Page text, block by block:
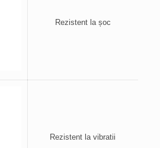
Rezistent la șoc
Rezistent la vibratii